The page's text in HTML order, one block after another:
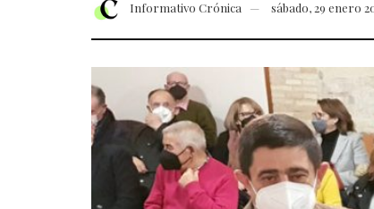
Informativo Crónica sábado, 29 enero